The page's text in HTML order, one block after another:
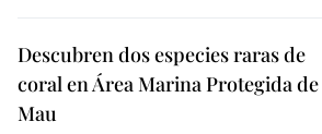
Descubren dos especies raras de
coral en Área Marina Protegida de
Mau